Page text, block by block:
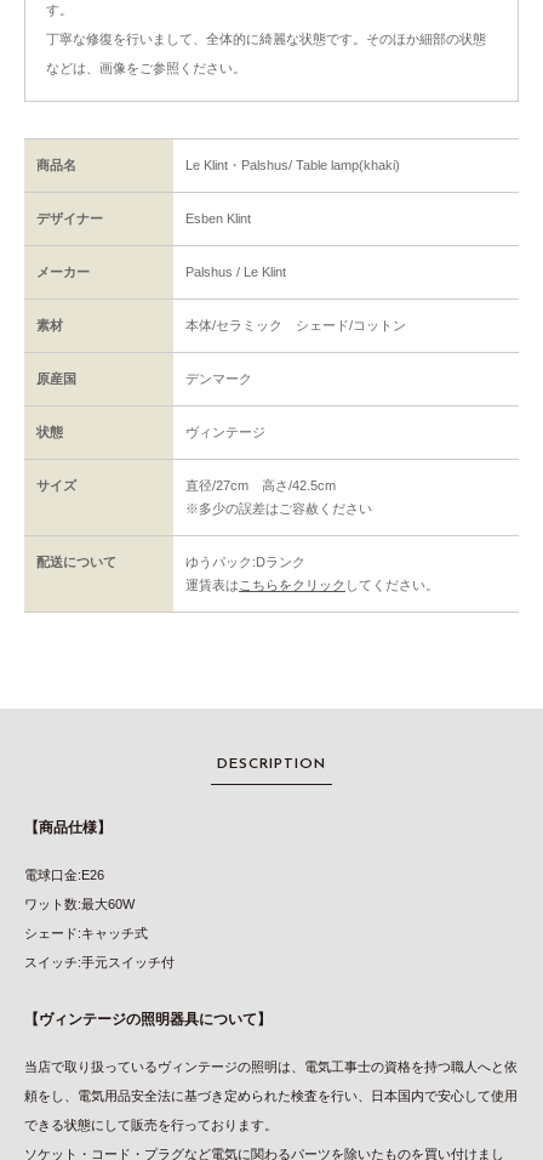
す。
丁寧な修復を行いまして、全体的に綺麗な状態です。そのほか細部の状態
などは、画像をご参照ください。
商品名 Le Klint・Palshus/ Table lamp(khaki)
デザイナー Esben Klint
メーカー Palshus / Le Klint
素材 本体/セラミック シェード/コットン
原産国 デンマーク
状態 ヴィンテージ
サイズ
直径/27cm 高さ/42.5cm
※多少の誤差はご容赦ください
配送について
ゆうパック:Dランク
運賃表は こちらをクリック してください。
DESCRIPTION
【商品仕様】
電球口金:E26
ワット数:最大60W
シェード:キャッチ式
スイッチ:手元スイッチ付
【ヴィンテージの照明器具について】
当店で取り扱っているヴィンテージの照明は、電気工事士の資格を持つ職人へと依
頼をし、電気用品安全法に基づき定められた検査を行い、日本国内で安心して使用
できる状態にして販売を行っております。
ソケット・コード・プラグなど電気に関わるパーツを除いたものを買い付けまし